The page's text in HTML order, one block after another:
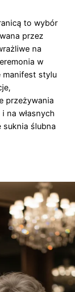
to wybór
przez
na
w
manifest stylu
przeżywania
na własnych
suknia ślubna